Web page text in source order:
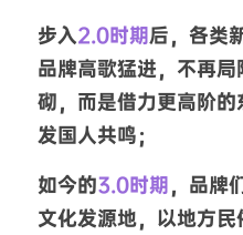
步入2.0时期后，各类
品牌高歌猛进，不再
砌，而是借力更高阶
发国人共鸣；
如今的3.0时期，品牌
文化发源地，以地方